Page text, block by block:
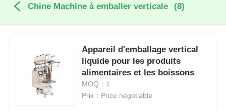
Chine Machine à emballer verticale (8)
Appareil d'emballage vertical
liquide pour les produits
alimentaires et les boissons
MOQ：1
Prix：Price negotiable